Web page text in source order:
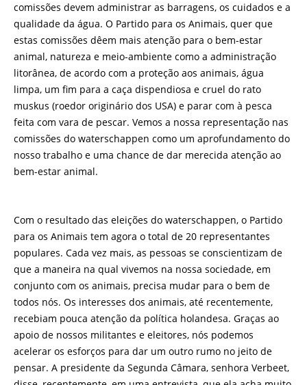
comissões devem administrar as barragens, os cuidados e a
qualidade da água. O Partido para os Animais, quer que
estas comissões dêem mais atenção para o bem-estar
animal, natureza e meio-ambiente como a administração
litorânea, de acordo com a proteção aos animais, água
limpa, um fim para a caça dispendiosa e cruel do rato
muskus (roedor originário dos USA) e parar com à pesca
feita com vara de pescar. Vemos a nossa representação nas
comissões do waterschappen como um aprofundamento do
nosso trabalho e uma chance de dar merecida atenção ao
bem-estar animal.
Com o resultado das eleições do waterschappen, o Partido
para os Animais tem agora o total de 20 representantes
populares. Cada vez mais, as pessoas se conscientizam de
que a maneira na qual vivemos na nossa sociedade, em
conjunto com os animais, precisa mudar para o bem de
todos nós. Os interesses dos animais, até recentemente,
recebiam pouca atenção da política holandesa. Graças ao
apoio de nossos militantes e eleitores, nós podemos
acelerar os esforços para dar um outro rumo no jeito de
pensar. A presidente da Segunda Câmara, senhora Verbeet,